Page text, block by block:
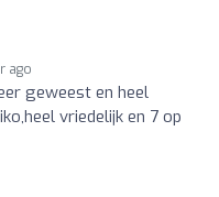
ago
geweest en heel
vriedelijk en 7 op